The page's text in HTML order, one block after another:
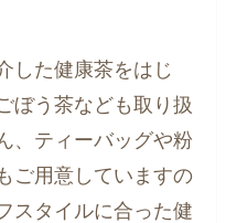
した健康茶をはじ
ぼう茶なども取り扱
、ティーバッグや粉
ご用意していますの
スタイルに合った健